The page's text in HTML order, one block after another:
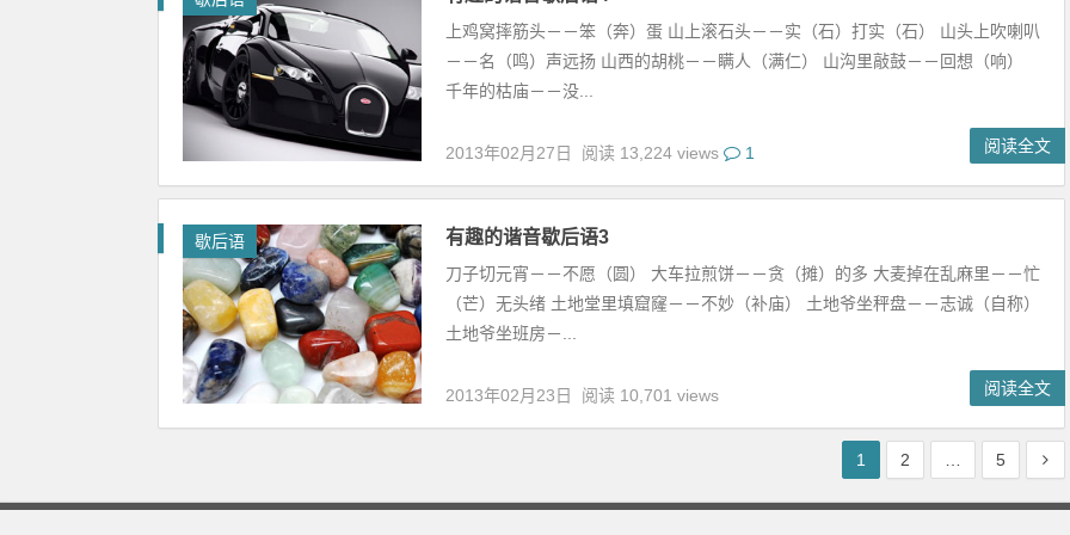
上鸡窝摔筋头－－笨（奔）蛋 山上滚石头－－实（石）打实（石） 山头上吹喇叭
－－名（鸣）声远扬 山西的胡桃－－瞒人（满仁） 山沟里敲鼓－－回想（响）
千年的枯庙－－没...
2013年02月27日 阅读 13,224 views 1 阅读全文
歇后语 有趣的谐音歇后语3
刀子切元宵－－不愿（圆） 大车拉煎饼－－贪（摊）的多 大麦掉在乱麻里－－忙
（芒）无头绪 土地堂里填窟窿－－不妙（补庙） 土地爷坐秤盘－－志诚（自称）
土地爷坐班房－...
2013年02月23日 阅读 10,701 views 阅读全文
1 2 5